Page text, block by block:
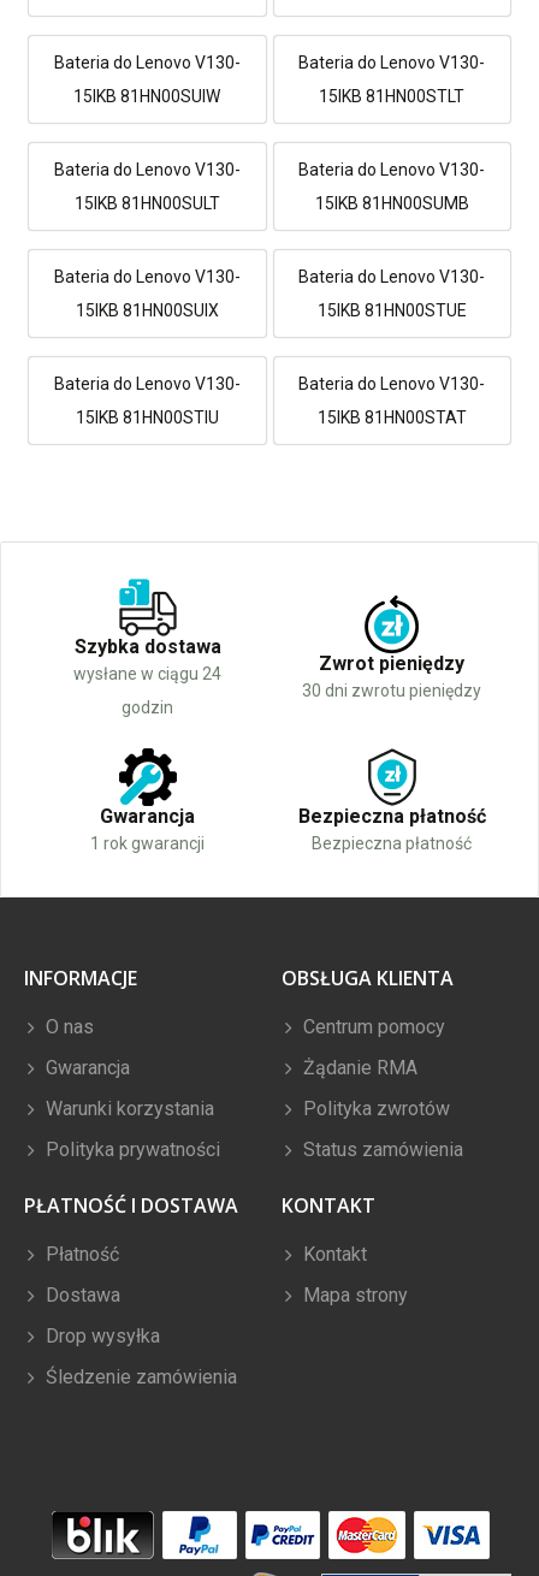
Bateria do Lenovo V130-
15IKB 81HN00SUIW
Bateria do Lenovo V130-
15IKB 81HN00STLT
Bateria do Lenovo V130-
15IKB 81HN00SULT
Bateria do Lenovo V130-
15IKB 81HN00SUMB
Bateria do Lenovo V130-
15IKB 81HN00SUIX
Bateria do Lenovo V130-
15IKB 81HN00STUE
Bateria do Lenovo V130-
15IKB 81HN00STIU
Bateria do Lenovo V130-
15IKB 81HN00STAT
Szybka dostawa
wysłane w ciągu 24
godzin
Zwrot pieniędzy
30 dni zwrotu pieniędzy
Gwarancja
1 rok gwarancji
Bezpieczna płatność
Bezpieczna płatność
INFORMACJE
O nas
Gwarancja
Warunki korzystania
Polityka prywatności
OBSŁUGA KLIENTA
Centrum pomocy
Żądanie RMA
Polityka zwrotów
Status zamówienia
PŁATNOŚĆ I DOSTAWA
Płatność
Dostawa
Drop wysyłka
Śledzenie zamówienia
KONTAKT
Kontakt
Mapa strony